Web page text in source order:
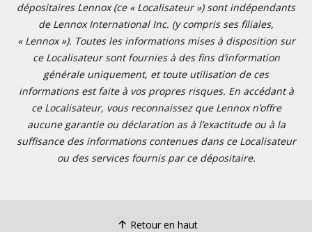
dépositaires Lennox (ce « Localisateur ») sont indépendants
de Lennox International Inc. (y compris ses filiales,
« Lennox »). Toutes les informations mises à disposition sur
ce Localisateur sont fournies à des fins d’information
générale uniquement, et toute utilisation de ces
informations est faite à vos propres risques. En accédant à
ce Localisateur, vous reconnaissez que Lennox n’offre
aucune garantie ou déclaration as à l’exactitude ou à la
suffisance des informations contenues dans ce Localisateur
ou des services fournis par ce dépositaire.
Retour en haut